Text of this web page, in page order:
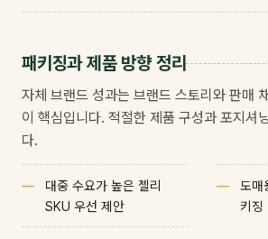
패키징과 제품 방향 정리
자체 브랜드 성과는 브랜드 스토리와 판매
이 핵심입니다. 적절한 제품 구성과 포지셔
다.
대중 수요가 높은 젤리
SKU 우선 제안
도매
키징